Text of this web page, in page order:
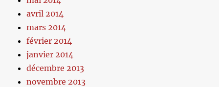
avril 2014
mars 2014
février 2014
janvier 2014
décembre 2013
novembre 2013